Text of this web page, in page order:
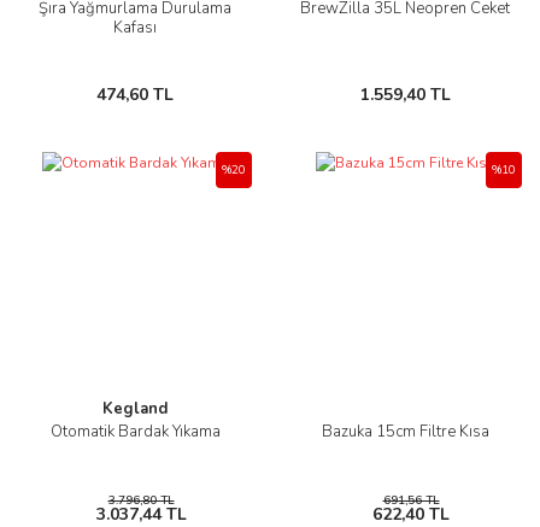
Şıra Yağmurlama Durulama
Kafası
474,60 TL
BrewZilla 35L Neopren Ceket
1.559,40 TL
Kegland
Otomatik Bardak Yıkama
%20
3.796,80 TL
3.037,44 TL
Bazuka 15cm Filtre Kısa
%10
691,56 TL
622,40 TL